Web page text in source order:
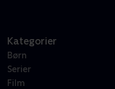
Kategorier
Børn
Serier
Film